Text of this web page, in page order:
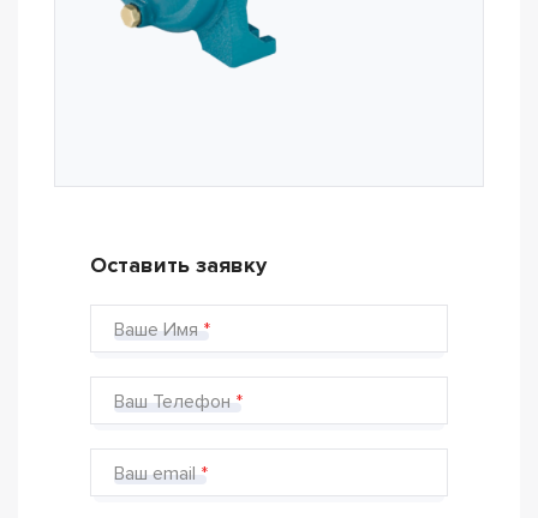
Оставить заявку
Ваше Имя
Ваш Телефон
Ваш email